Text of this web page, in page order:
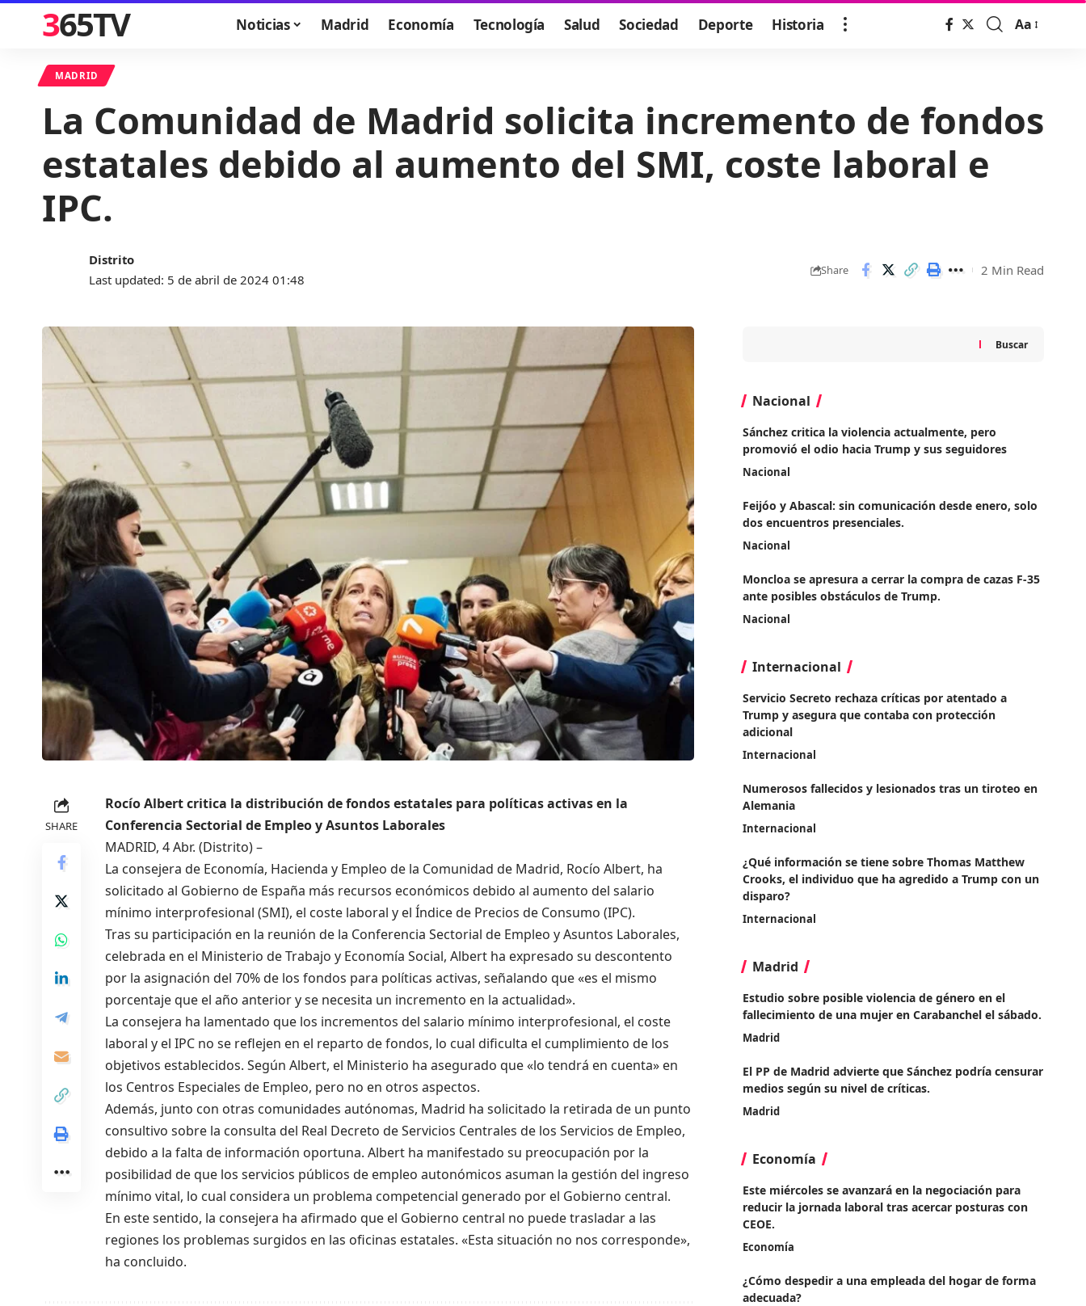
365TV Noticias Madrid Economía Tecnología Salud Sociedad Deporte Historia
Font
Aa
MADRID
La Comunidad de Madrid solicita incremento de fondos
estatales debido al aumento del SMI, coste laboral e
IPC.
Last updated: 5 de abril de 2024 01:48
Distrito
Share 2 Min Read
SHARE
Rocío Albert critica la distribución de fondos estatales para políticas activas en la
Conferencia Sectorial de Empleo y Asuntos Laborales
MADRID, 4 Abr. (Distrito) –
La consejera de Economía, Hacienda y Empleo de la Comunidad de Madrid, Rocío Albert, ha
solicitado al Gobierno de España más recursos económicos debido al aumento del salario
mínimo interprofesional (SMI), el coste laboral y el Índice de Precios de Consumo (IPC).
Tras su participación en la reunión de la Conferencia Sectorial de Empleo y Asuntos Laborales,
celebrada en el Ministerio de Trabajo y Economía Social, Albert ha expresado su descontento
por la asignación del 70% de los fondos para políticas activas, señalando que «es el mismo
porcentaje que el año anterior y se necesita un incremento en la actualidad».
La consejera ha lamentado que los incrementos del salario mínimo interprofesional, el coste
laboral y el IPC no se reflejen en el reparto de fondos, lo cual dificulta el cumplimiento de los
objetivos establecidos. Según Albert, el Ministerio ha asegurado que «lo tendrá en cuenta» en
los Centros Especiales de Empleo, pero no en otros aspectos.
Además, junto con otras comunidades autónomas, Madrid ha solicitado la retirada de un punto
consultivo sobre la consulta del Real Decreto de Servicios Centrales de los Servicios de Empleo,
debido a la falta de información oportuna. Albert ha manifestado su preocupación por la
posibilidad de que los servicios públicos de empleo autonómicos asuman la gestión del ingreso
mínimo vital, lo cual considera un problema competencial generado por el Gobierno central.
En este sentido, la consejera ha afirmado que el Gobierno central no puede trasladar a las
regiones los problemas surgidos en las oficinas estatales. «Esta situación no nos corresponde»,
ha concluido.
Buscar
Nacional
Sánchez critica la violencia actualmente, pero
promovió el odio hacia Trump y sus seguidores
Nacional
Feijóo y Abascal: sin comunicación desde enero, solo
dos encuentros presenciales.
Nacional
Moncloa se apresura a cerrar la compra de cazas F-35
ante posibles obstáculos de Trump.
Nacional
Internacional
Servicio Secreto rechaza críticas por atentado a
Trump y asegura que contaba con protección
adicional
Internacional
Numerosos fallecidos y lesionados tras un tiroteo en
Alemania
Internacional
¿Qué información se tiene sobre Thomas Matthew
Crooks, el individuo que ha agredido a Trump con un
disparo?
Internacional
Madrid
Estudio sobre posible violencia de género en el
fallecimiento de una mujer en Carabanchel el sábado.
Madrid
El PP de Madrid advierte que Sánchez podría censurar
medios según su nivel de críticas.
Madrid
Economía
Este miércoles se avanzará en la negociación para
reducir la jornada laboral tras acercar posturas con
CEOE.
Economía
¿Cómo despedir a una empleada del hogar de forma
adecuada?